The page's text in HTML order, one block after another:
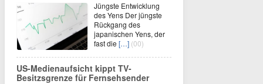
Jüngste Entwicklung
des Yens Der jüngste
Rückgang des
japanischen Yens, der
fast die […] (00)
US-Medienaufsicht kippt TV-
Besitzsgrenze für Fernsehsender